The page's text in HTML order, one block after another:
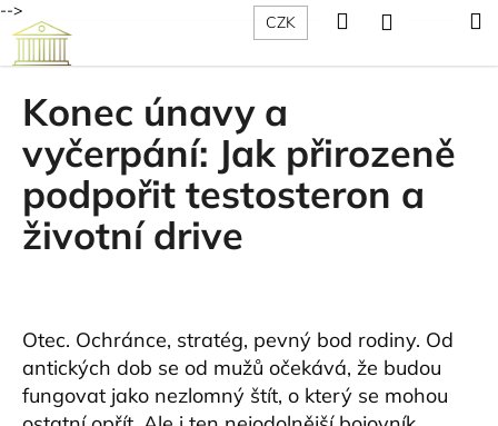
-->
Přejít
obsah
CZK HledatPřihlášení
košík
Konec únavy a
vyčerpání: Jak přirozeně
podpořit testosteron a
životní drive
Otec. Ochránce, stratég, pevný bod rodiny. Od
antických dob se od mužů očekává, že budou
fungovat jako nezlomný štít, o který se mohou
K
o
š
Zpět
Zpět
C
o
p
o
t
b
u
j
e